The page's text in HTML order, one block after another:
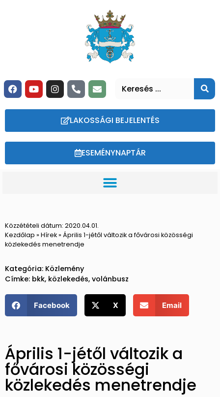
LAKOSSÁGI BEJELENTÉS
ESEMÉNYNAPTÁR
Közzétételi dátum: 2020.04.01.
Kezdőlap » Hírek» Április 1-jétől változik a fővárosi közösségi
közlekedés menetrendje
Kategória: Közlemény
Címke: bkk, közlekedés, volánbusz
Facebook X Email
Április 1-jétől változik a
fővárosi közösségi
közlekedés menetrendje